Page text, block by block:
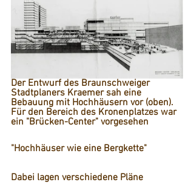
Der Entwurf des Braunschweiger
Stadtplaners Kraemer sah eine
Bebauung mit Hochhäusern vor (oben).
Für den Bereich des Kronenplatzes war
ein "Brücken-Center" vorgesehen
"Hochhäuser wie eine Bergkette"
Dabei lagen verschiedene Pläne